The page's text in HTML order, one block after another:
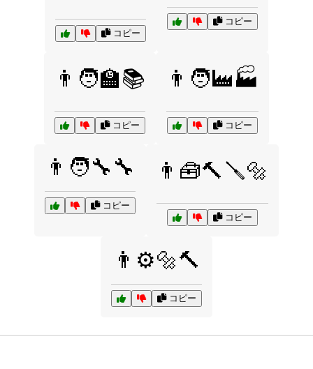
コピー
コピー
👨🧑‍🏫📚
コピー
👨🧑‍🏭🏭
コピー
👨🧑‍🔧🔧
コピー
👨🧰🔨🪛🔩
コピー
👨⚙️🔩🔨
コピー